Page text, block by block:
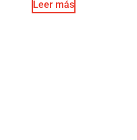
Leer más